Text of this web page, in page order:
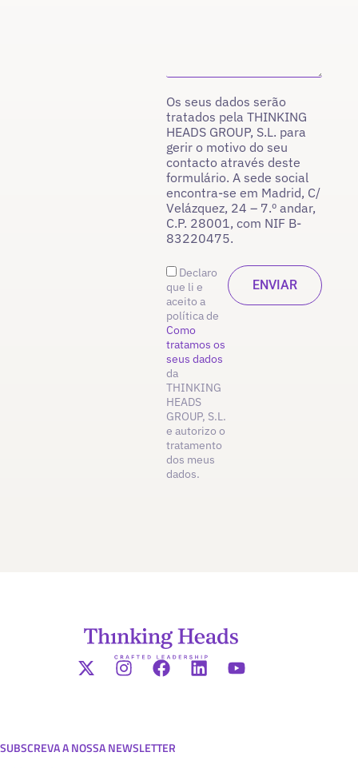
Os seus dados serão
tratados pela THINKING
HEADS GROUP, S.L. para
gerir o motivo do seu
contacto através deste
formulário. A sede social
encontra-se em Madrid, C/
Velázquez, 24 – 7.º andar,
C.P. 28001, com NIF B-
83220475.
Declaro
que li e
aceito a
política de
Como
tratamos os
seus dados
da
THINKING
HEADS
GROUP, S.L.
e autorizo o
tratamento
dos meus
dados.
SUBSCREVA A NOSSA NEWSLETTER